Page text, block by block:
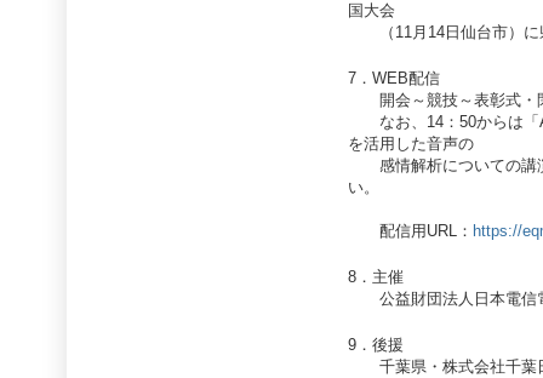
国大会
（11月14日仙台市）に
7．WEB配信
開会～競技～表彰式・
なお、14：50からは「
を活用した音声の
感情解析についての講
い。
配信用URL： https://
8．主催
公益財団法人日本電信
9．後援
千葉県・株式会社千葉